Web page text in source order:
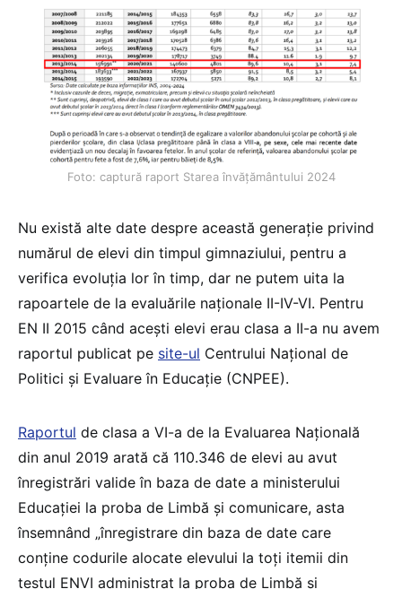
Foto: captură raport Starea învățământului 2024
Nu există alte date despre această generație privind
numărul de elevi din timpul gimnaziului, pentru a
verifica evoluția lor în timp, dar ne putem uita la
rapoartele de la evaluările naționale II-IV-VI. Pentru
EN II 2015 când acești elevi erau clasa a II-a nu avem
raportul publicat pe site-ul Centrului Național de
Politici și Evaluare în Educație (CNPEE).
Raportul de clasa a VI-a de la Evaluarea Națională
din anul 2019 arată că 110.346 de elevi au avut
înregistrări valide în baza de date a ministerului
Educației la proba de Limbă și comunicare, asta
însemnând „înregistrare din baza de date care
conține codurile alocate elevului la toți itemii din
testul ENVI administrat la proba de Limbă și